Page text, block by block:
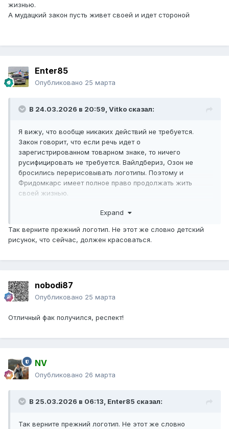
жизнью.
А мудацкий закон пусть живет своей и идет стороной
Enter85
Опубликовано 25 марта
В 24.03.2026 в 20:59, Vitko сказал:
Я вижу, что вообще никаких действий не требуется.
Закон говорит, что если речь идет о
зарегистрированном товарном знаке, то ничего
русифицировать не требуется. Вайлдбериз, Озон не
бросились перерисовывать логотипы. Поэтому и
Фридомкарс имеет полное право продолжать жить
своей жизнью.
Expand
Так верните прежний логотип. Не этот же словно детский
рисунок, что сейчас, должен красоваться.
nobodi87
Опубликовано 25 марта
Отличный фак получился, респект!
NV
Опубликовано 26 марта
В 25.03.2026 в 06:13, Enter85 сказал:
Так верните прежний логотип. Не этот же словно